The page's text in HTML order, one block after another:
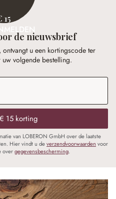
15
de nieuwsbrief
u een kortingscode ter
volgende bestelling.
15 korting
van LOBERON GmbH over de laatste
Hier vindt u deverzendvoorwaarden voor
overgegevensbescherming.